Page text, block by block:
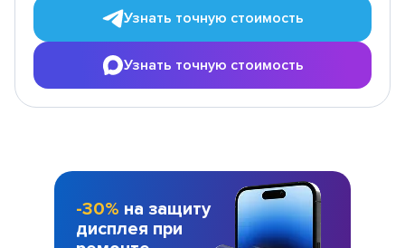
Узнать точную стоимость
Узнать точную стоимость
-30% на защиту
дисплея при